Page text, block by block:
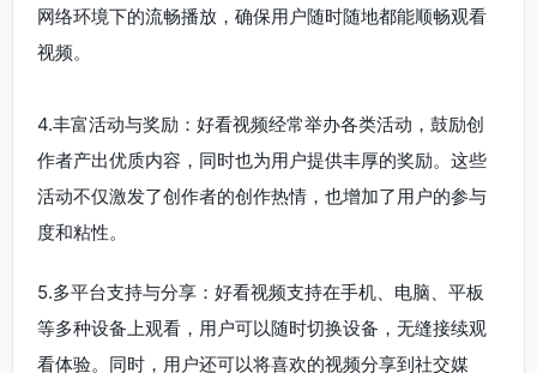
网络环境下的流畅播放，确保用户随时随地都能顺畅观看
视频。
4.丰富活动与奖励：好看视频经常举办各类活动，鼓励创
作者产出优质内容，同时也为用户提供丰厚的奖励。这些
活动不仅激发了创作者的创作热情，也增加了用户的参与
度和粘性。
5.多平台支持与分享：好看视频支持在手机、电脑、平板
等多种设备上观看，用户可以随时切换设备，无缝接续观
看体验。同时，用户还可以将喜欢的视频分享到社交媒